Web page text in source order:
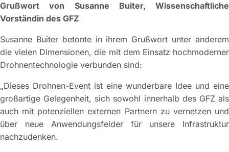
Grußwort von Susanne Buiter, Wissenschaftliche
Vorständin des GFZ
Susanne Buiter betonte in ihrem Grußwort unter anderem
die vielen Dimensionen, die mit dem Einsatz hochmoderner
Drohnentechnologie verbunden sind:
„Dieses Drohnen-Event ist eine wunderbare Idee und eine
großartige Gelegenheit, sich sowohl innerhalb des GFZ als
auch mit potenziellen externen Partnern zu vernetzen und
über neue Anwendungsfelder für unsere Infrastruktur
nachzudenken.